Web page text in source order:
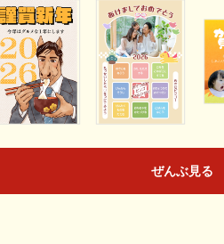
ぜんぶ見る